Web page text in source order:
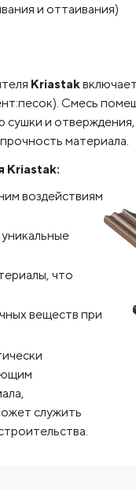
и оттаивания)
Kriastak
Смесь
и
материала.
Kriastak:
воздействиям
что
веществ при
служить